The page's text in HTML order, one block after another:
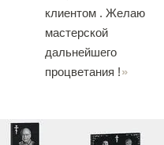
клиентом . Желаю
мастерской
дальнейшего
процветания !